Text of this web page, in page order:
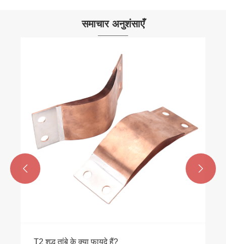
समाचार अनुशंसाएँ
इलेक्ट्रिक कारों के लिए तांबे के लचीले कनेक्टर के
डिजाइन और निर्माण के लिए मानक
 